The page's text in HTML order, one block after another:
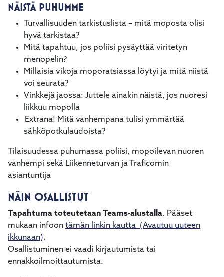
NÄISTÄ PUHUMME
Turvallisuuden tarkistuslista – mitä moposta olisi
hyvä tarkistaa?
Mitä tapahtuu, jos poliisi pysäyttää viritetyn
menopelin?
Millaisia vikoja moporatsiassa löytyi ja mitä niistä
voi seurata?
Vinkkejä jaossa: Juttele ainakin näistä, jos nuoresi
liikkuu mopolla
Extrana! Mitä vanhempana tulisi ymmärtää
sähköpotkulaudoista?
Tilaisuudessa puhumassa poliisi, mopoilevan nuoren
vanhempi sekä Liikenneturvan ja Traficomin
asiantuntija
NÄIN OSALLISTUT
Tapahtuma toteutetaan Teams-alustalla. Pääset
mukaan infoon tämän linkin kautta (Avautuu uuteen
ikkunaan).
Osallistuminen ei vaadi kirjautumista tai
ennakkoilmoittautumista.